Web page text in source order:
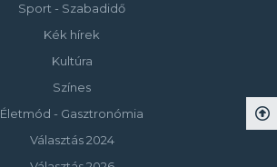
Sport - Szabadidő
Kék hírek
Kultúra
Színes
Életmód - Gasztronómia
Választás 2024